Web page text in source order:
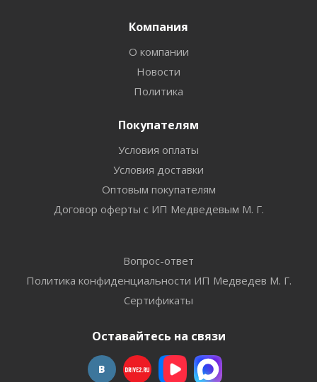
Компания
О компании
Новости
Политика
Покупателям
Условия оплаты
Условия доставки
Оптовым покупателям
Договор оферты с ИП Медведевым М. Г.
Вопрос-ответ
Политика конфиденциальности ИП Медведев М. Г.
Сертификаты
Оставайтесь на связи